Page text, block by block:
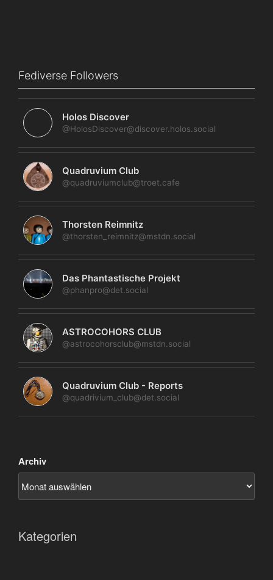
Fediverse Followers
Holos Discover
@HolosDiscover@discover.holos.social
Quadruvium Club
@quadruviumclub@troet.cafe
Thorsten Reimnitz
@thorsten_reimnitz@mstdn.social
Das Phantastische Projekt
@phanpro@det.social
ASTROCOHORS CLUB
@astrocohorsclub@mstdn.social
Quadruvium Club - Reports
@quadrivium_club@det.social
Archiv
Kategorien